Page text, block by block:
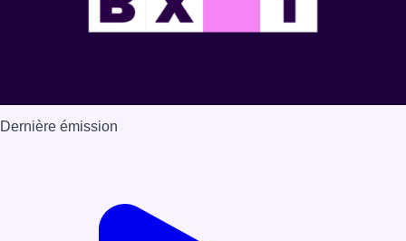
Dernière émission